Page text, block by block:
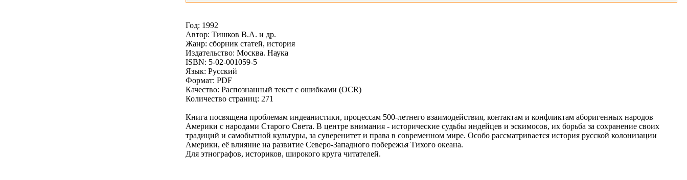
Год: 1992
Автор: Тишков В.А. и др.
Жанр: сборник статей, история
Издательство: Москва. Наука
ISBN: 5-02-001059-5
Язык: Русский
Формат: PDF
Качество: Распознанный текст с ошибками (OCR)
Количество страниц: 271
Книга посвящена проблемам индеанистики, процессам 500-летнего взаимодействия, контактам и конфликтам аборигенных народов
Америки с народами Старого Света. В центре внимания - исторические судьбы индейцев и эскимосов, их борьба за сохранение своих
традиций и самобытной культуры, за суверенитет и права в современном мире. Особо рассматривается история русской колонизации
Америки, её влияние на развитие Северо-Западного побережья Тихого океана.
Для этнографов, историков, широкого круга читателей.